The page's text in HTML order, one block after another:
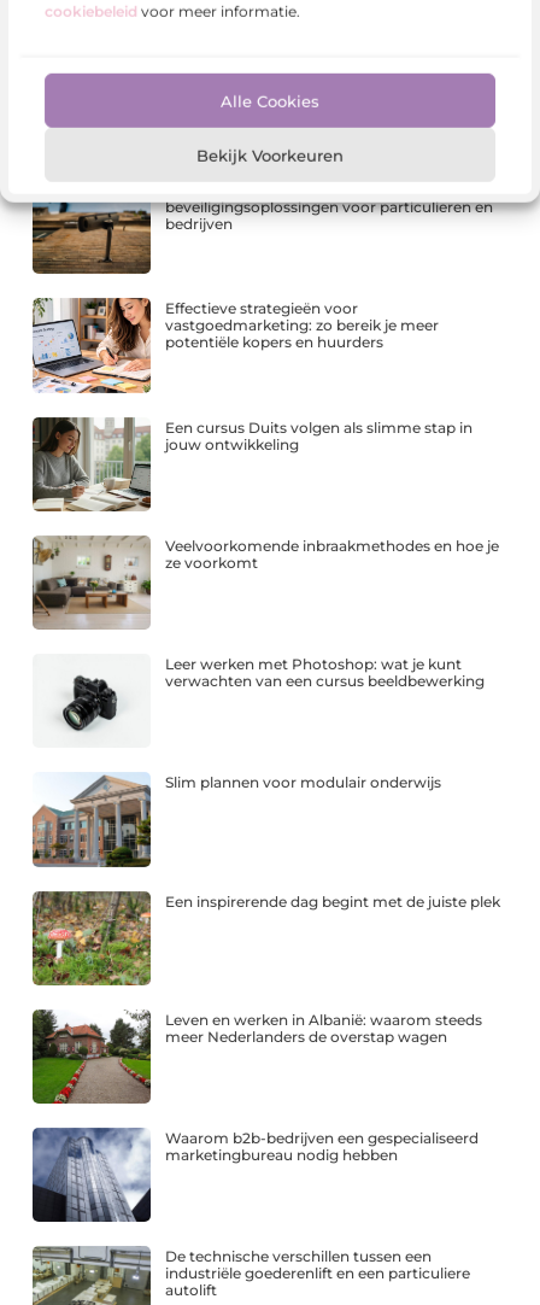
cookiebeleid voor meer informatie.
Alle Cookies
Bekijk Voorkeuren
Waar let u op bij een SCIOS-keuring van uw
beveiligingsoplossingen voor particulieren en
bedrijven
Effectieve strategieën voor
vastgoedmarketing: zo bereik je meer
potentiële kopers en huurders
Een cursus Duits volgen als slimme stap in
jouw ontwikkeling
Veelvoorkomende inbraakmethodes en hoe je
ze voorkomt
Leer werken met Photoshop: wat je kunt
verwachten van een cursus beeldbewerking
Slim plannen voor modulair onderwijs
Een inspirerende dag begint met de juiste plek
Leven en werken in Albanië: waarom steeds
meer Nederlanders de overstap wagen
Waarom b2b-bedrijven een gespecialiseerd
marketingbureau nodig hebben
De technische verschillen tussen een
industriële goederenlift en een particuliere
autolift